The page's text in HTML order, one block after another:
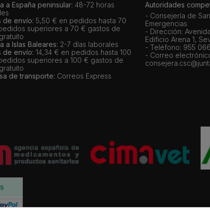
a España peninsular: 48-72 horas
de envío: 5,50 € en pedidos hasta 70
superiores a 70 € gastos de
a Islas Baleares: 2-7 días laborales
de envío: 14,34 € en pedidos hasta 100
superiores a 100 € gastos de
de transporte: Correos Express
Autoridades
- Consejería de
Emergencias
- Dirección:
Edificio Arena 1,
- Teléfono: 955
- Correo